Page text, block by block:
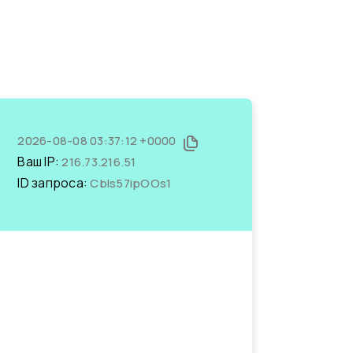
2026-08-08 03:37:12 +0000
Ваш IP:216.73.216.51
ID запроса:CbIs57ipOOs1